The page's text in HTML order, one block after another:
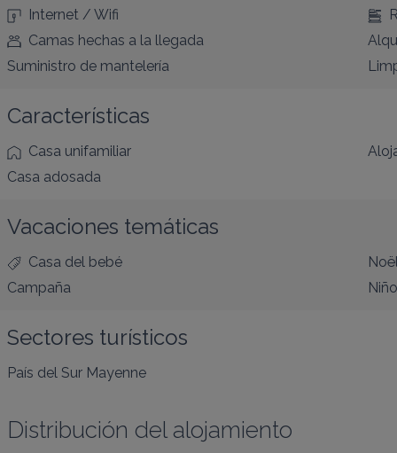
Internet / Wifi
Camas hechas a la llegada
Suministro de mantelería
Características
Casa unifamiliar
Casa adosada
Vacaciones temáticas
Casa del bebé
Campaña
Sectores turísticos
País del Sur Mayenne
Distribución del alojamiento